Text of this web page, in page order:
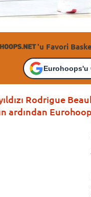
'u Favori
Eurohoops'u
Rodrigue
ardından